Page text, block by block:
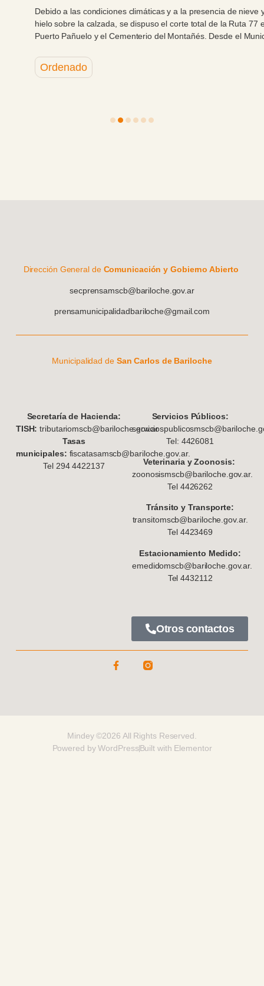
Debido a las condiciones climáticas y a la presencia de nieve y
hielo sobre la calzada, se dispuso el corte total de la Ruta 77 entre
Puerto Pañuelo y el Cementerio del Montañés. Desde el Municipio
cadenas cuando sean requeridas.
Ordenado
Dirección General de Comunicación y Gobierno Abierto
secprensamscb@bariloche.gov.ar
prensamunicipalidadbariloche@gmail.com
Municipalidad deSan Carlos de Bariloche
Secretaría de Hacienda:
TISH: tributariomscb@bariloche.gov.ar
Tasas
municipales: fiscatasamscb@bariloche.gov.ar.
Tel 294 4422137
Servicios Públicos:
Tel: 4426081
Veterinaria y Zoonosis:
zoonosismscb@bariloche.gov.ar.
Tel 4426262
Tránsito y Transporte:
transitomscb@bariloche.gov.ar.
Tel 4423469
Estacionamiento Medido:
emedidomscb@bariloche.gov.ar.
Tel 4432112
Otros contactos
Mindey ©2026 All Rights Reserved.
Powered by WordPressBuilt with Elementor